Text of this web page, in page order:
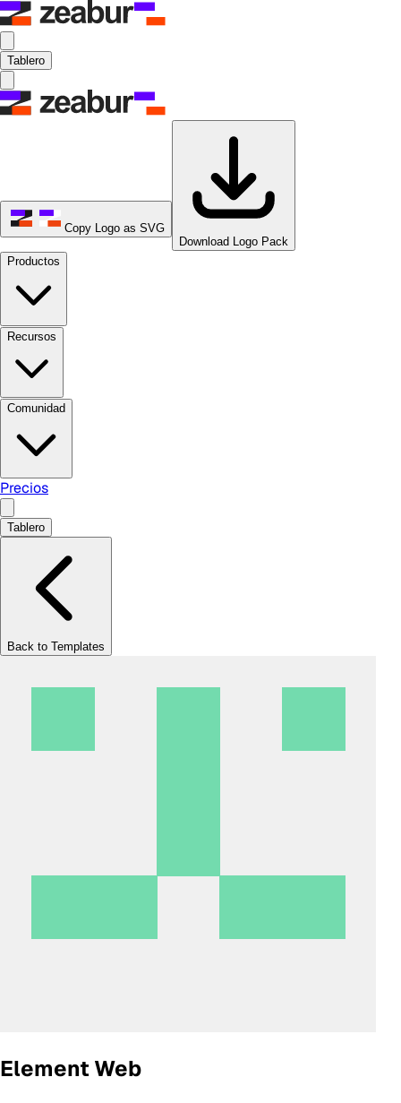
Tablero
Copy Logo as SVG
Download Logo Pack
Productos
Recursos
Comunidad
Precios
Tablero
Back to Templates
Element Web